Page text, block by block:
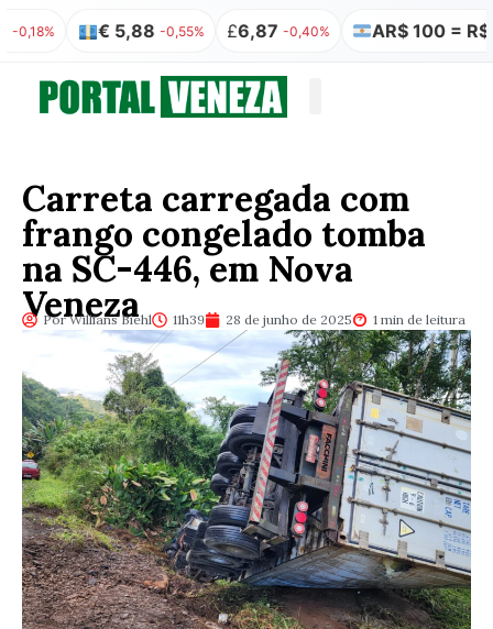
€ 5,88 -0,55% £6,87 -0,40% AR$ 100 = R$ 0,32
Carreta carregada com
frango congelado tomba
na SC-446, em Nova
Veneza
Por Willians Biehl 11h39 28 de junho de 2025 1 min de leitura